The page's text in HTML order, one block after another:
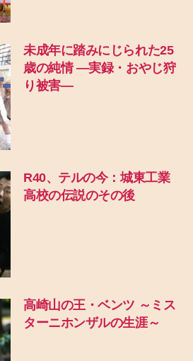
未成年に踏みにじられた25
歳の純情 ―実録・おやじ狩
り被害―
R40、テルの今：城東工業
高校の伝説のその後
高崎山の王・ベンツ ～ミス
ターニホンザルの生涯～